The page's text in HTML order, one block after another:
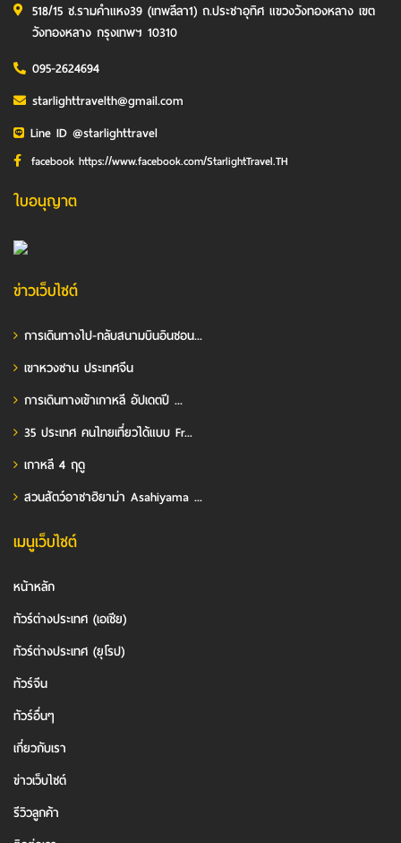
518/15 ซ.รามคำแหง39 (เทพลีลา1) ถ.ประชาอุทิศ แขวงวังทองหลาง เขต
วังทองหลาง กรุงเทพฯ 10310
095-2624694
starlighttravelth@gmail.com
Line ID @starlighttravel
facebook https://www.facebook.com/StarlightTravel.TH
ใบอนุญาต
ข่าวเว็บไซต์
การเดินทางไป-กลับสนามบินอินชอน...
เขาหวงซาน ประเทศจีน
การเดินทางเข้าเกาหลี อัปเดตปี ...
35 ประเทศ คนไทยเที่ยวได้แบบ Fr...
เกาหลี 4 ฤดู
สวนสัตว์อาซาฮิยาม่า Asahiyama ...
เมนูเว็บไซต์
หน้าหลัก
ทัวร์ต่างประเทศ (เอเชีย)
ทัวร์ต่างประเทศ (ยุโรป)
ทัวร์จีน
ทัวร์อื่นๆ
เกี่ยวกับเรา
ข่าวเว็บไซต์
รีวิวลูกค้า